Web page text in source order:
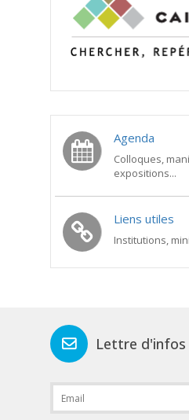
Agenda
Colloques,
expositions...
Liens utiles
Institutions,
Lettre d'infos